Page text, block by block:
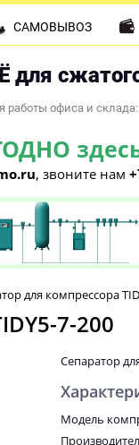
для
работы офиса и
, звоните нам
САМОВЫВОЗ
для компрессора
7-200
Сепаратор
Модель